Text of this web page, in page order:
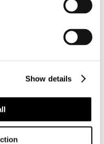
Show details
BIENNALE DI VENEZIA
Milano e Venezia